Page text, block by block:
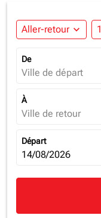
Aller-retour expand_more
De
Ville de départ
À
Ville de retour
Départ
fc-booking-
14/08/2026